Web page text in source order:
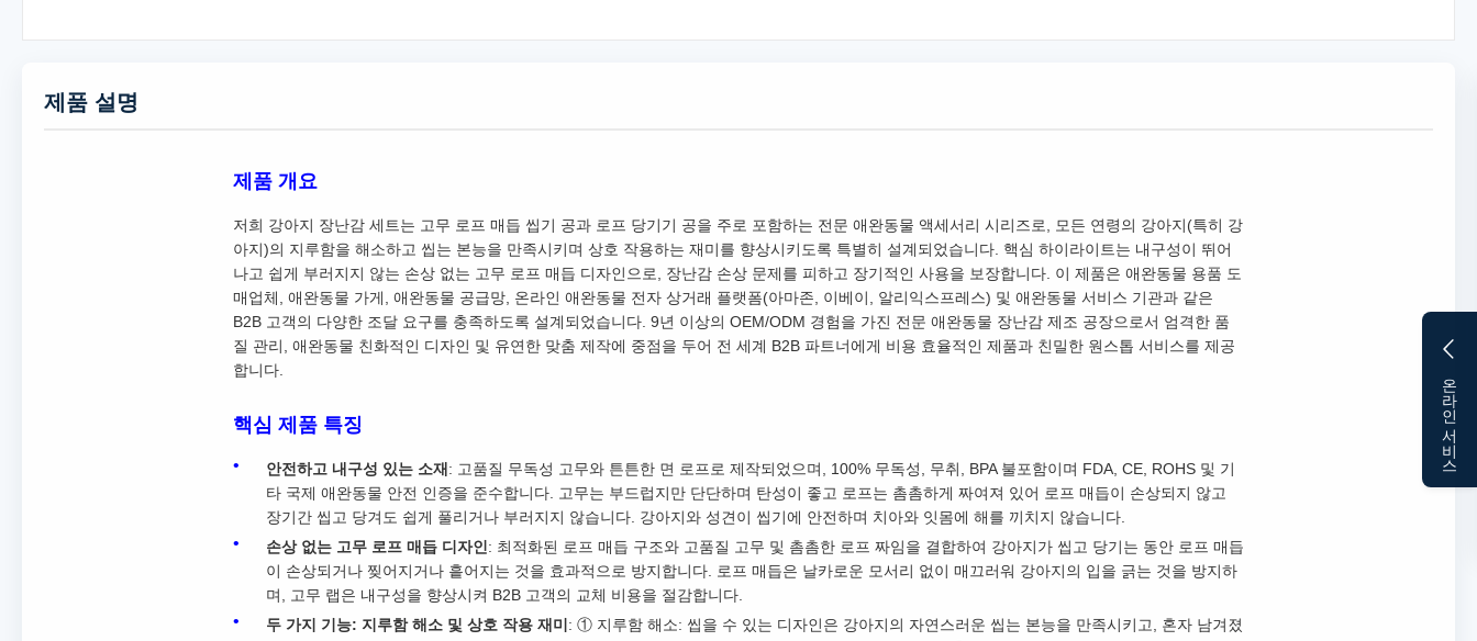
온라인 서비스
제품 설명
제품 개요
저희 강아지 장난감 세트는 고무 로프 매듭 씹기 공과 로프 당기기 공을 주로 포함하는 전문 애완동물 액세서리 시리즈로, 모든 연령의 강아지(특히 강
아지)의 지루함을 해소하고 씹는 본능을 만족시키며 상호 작용하는 재미를 향상시키도록 특별히 설계되었습니다. 핵심 하이라이트는 내구성이 뛰어
나고 쉽게 부러지지 않는 손상 없는 고무 로프 매듭 디자인으로, 장난감 손상 문제를 피하고 장기적인 사용을 보장합니다. 이 제품은 애완동물 용품 도
매업체, 애완동물 가게, 애완동물 공급망, 온라인 애완동물 전자 상거래 플랫폼(아마존, 이베이, 알리익스프레스) 및 애완동물 서비스 기관과 같은
B2B 고객의 다양한 조달 요구를 충족하도록 설계되었습니다. 9년 이상의 OEM/ODM 경험을 가진 전문 애완동물 장난감 제조 공장으로서 엄격한 품
질 관리, 애완동물 친화적인 디자인 및 유연한 맞춤 제작에 중점을 두어 전 세계 B2B 파트너에게 비용 효율적인 제품과 친밀한 원스톱 서비스를 제공
합니다.
핵심 제품 특징
안전하고 내구성 있는 소재 : 고품질 무독성 고무와 튼튼한 면 로프로 제작되었으며, 100% 무독성, 무취, BPA 불포함이며 FDA, CE, ROHS 및 기
타 국제 애완동물 안전 인증을 준수합니다. 고무는 부드럽지만 단단하며 탄성이 좋고 로프는 촘촘하게 짜여져 있어 로프 매듭이 손상되지 않고
장기간 씹고 당겨도 쉽게 풀리거나 부러지지 않습니다. 강아지와 성견이 씹기에 안전하며 치아와 잇몸에 해를 끼치지 않습니다.
손상 없는 고무 로프 매듭 디자인 : 최적화된 로프 매듭 구조와 고품질 고무 및 촘촘한 로프 짜임을 결합하여 강아지가 씹고 당기는 동안 로프 매듭
이 손상되거나 찢어지거나 흩어지는 것을 효과적으로 방지합니다. 로프 매듭은 날카로운 모서리 없이 매끄러워 강아지의 입을 긁는 것을 방지하
며, 고무 랩은 내구성을 향상시켜 B2B 고객의 교체 비용을 절감합니다.
두 가지 기능: 지루함 해소 및 상호 작용 재미 : ① 지루함 해소: 씹을 수 있는 디자인은 강아지의 자연스러운 씹는 본능을 만족시키고, 혼자 남겨졌